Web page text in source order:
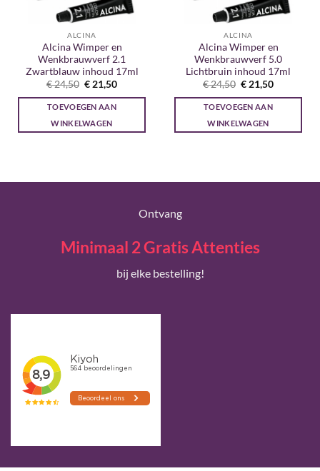
ALCINA
Alcina Wimper en
Wenkbrauwverf 2.1
Zwartblauw inhoud 17ml
€24,50 Oorspronkelijke
prijs
was:
€ 24,50.
€21,50Huidige
is:
TOEVOEGEN AAN
WINKELWAGEN
ALCINA
Alcina Wimper en
Wenkbrauwverf 5.0
Lichtbruin inhoud 17ml
€24,50 Oorspronkelijke
prijs
was:
€ 24,50.
€21,50Huidige
is:
TOEVOEGEN AAN
WINKELWAGEN
Ontvang
Minimaal 2 Gratis Attenties
bij elke bestelling!